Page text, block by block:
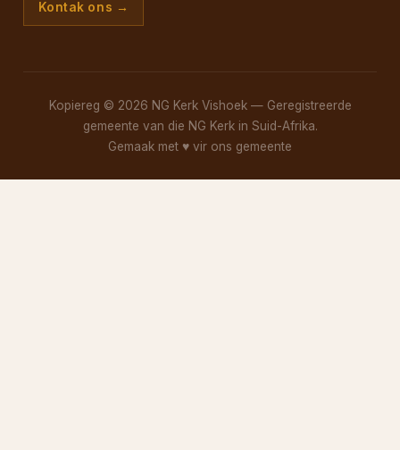
Kontak ons →
Kopiereg © 2026 NG Kerk Vishoek — Geregistreerde
gemeente van die NG Kerk in Suid-Afrika.
Gemaak met ♥ vir ons gemeente